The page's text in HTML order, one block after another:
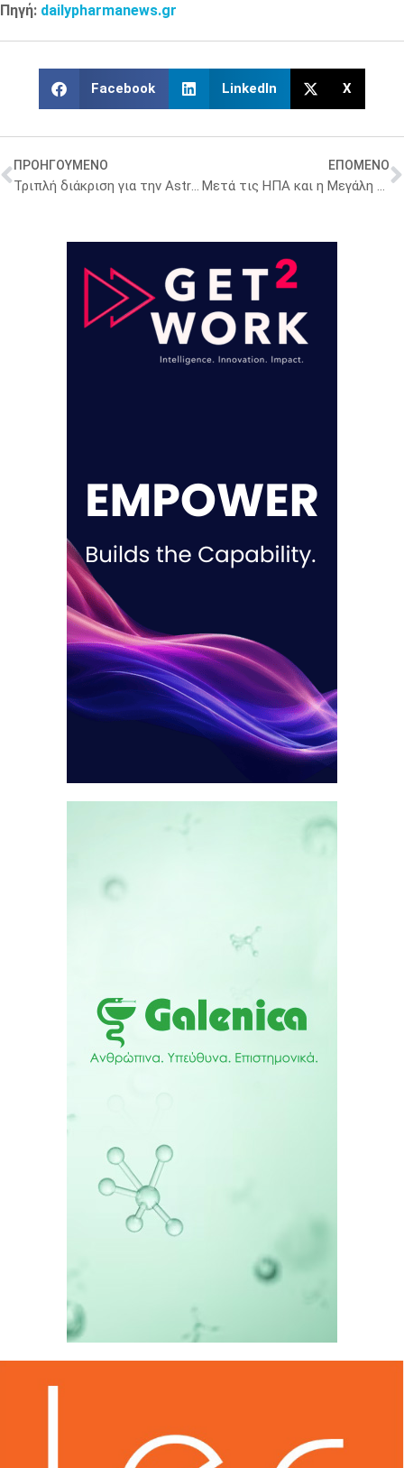
Πηγή: dailypharmanews.gr
Facebook LinkedIn X
ΠΡΟΗΓΟΥΜΕΝΟ
Τριπλή διάκριση για την AstraZeneca στα HR Awards 2025 με Gold, Silver και Bronze βραβεία
ΕΠΟΜΕΝΟ
Μετά τις ΗΠΑ και η Μεγάλη Βρετανία περικόπτει τη χρηματοδότηση για την παγκόσμια υγεία